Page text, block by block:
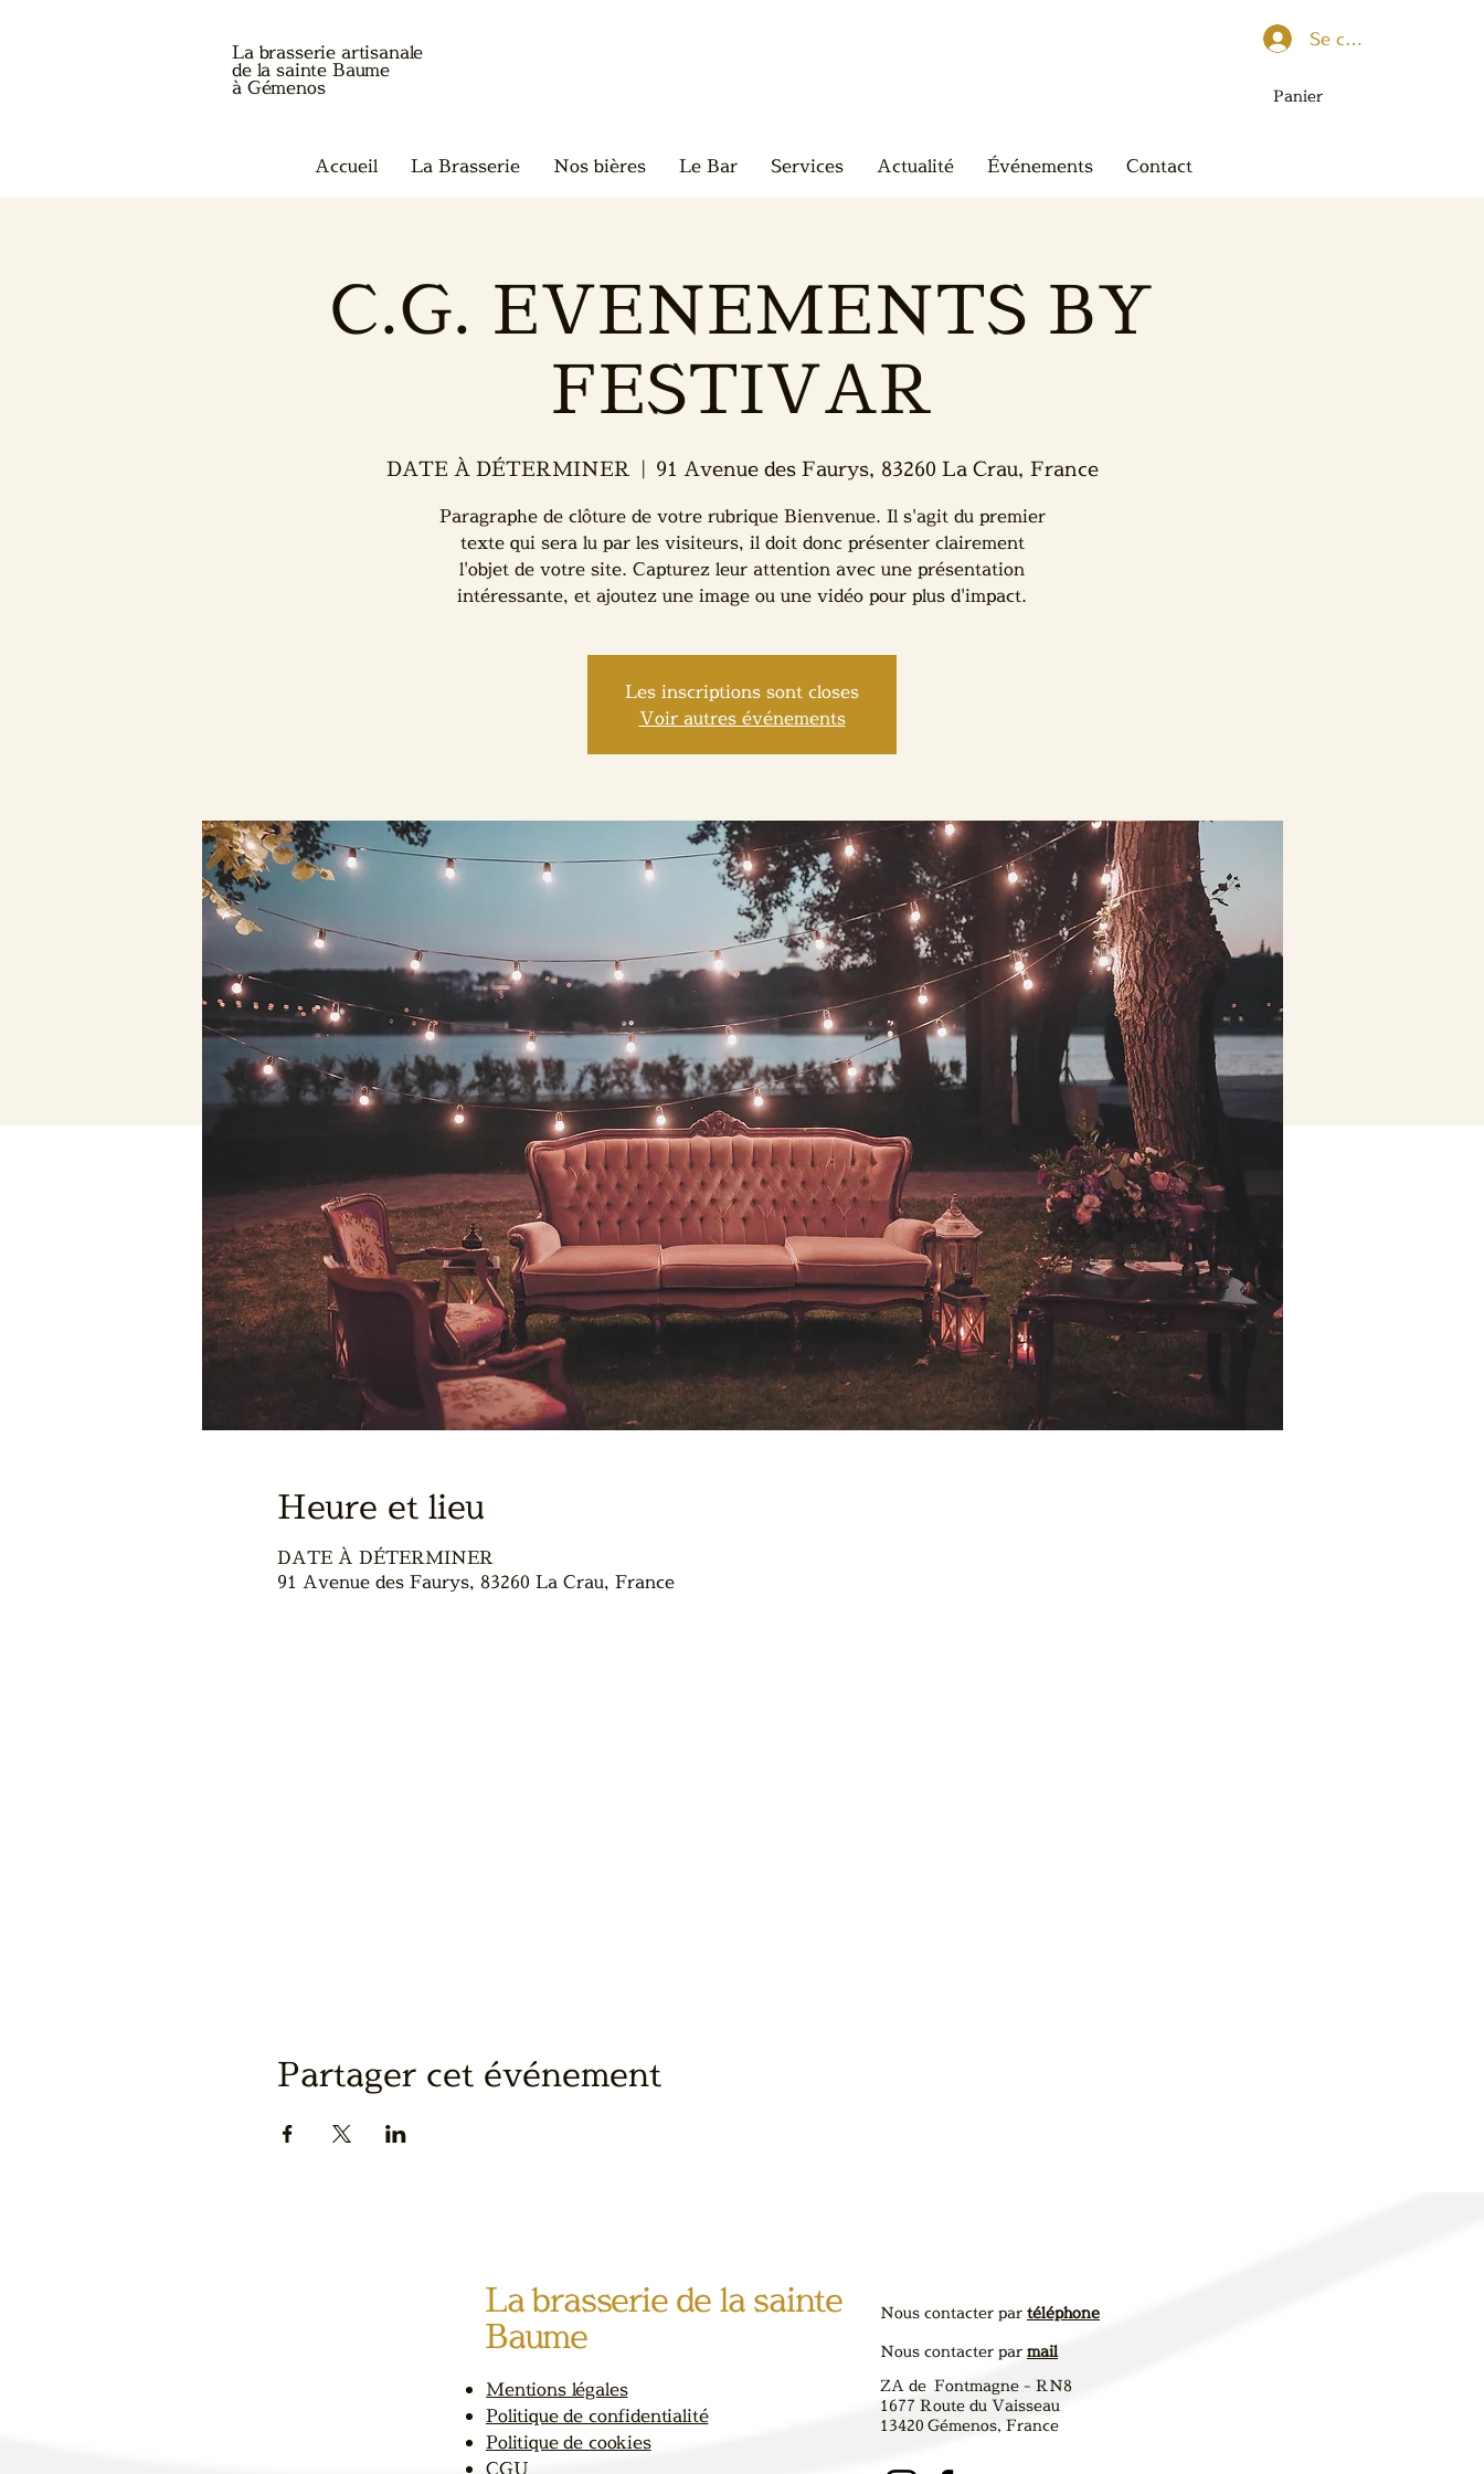
La brasserie artisanale
de la sainte Baume
à Gémenos
Se connecter
Panier
Accueil La Brasserie Nos bières Le Bar Services Actualité Événements Contact
C.G. EVENEMENTS BY
FESTIVAR
DATE À DÉTERMINER
  |
91 Avenue des Faurys, 83260 La Crau, France
Paragraphe de clôture de votre rubrique Bienvenue. Il s'agit du premier
texte qui sera lu par les visiteurs, il doit donc présenter clairement
l'objet de votre site. Capturez leur attention avec une présentation
intéressante, et ajoutez une image ou une vidéo pour plus d'impact.
Les inscriptions sont closes
Voir autres événements
Heure et lieu
DATE À DÉTERMINER
91 Avenue des Faurys, 83260 La Crau, France
Partager cet événement
La brasserie de la sainte
Baume
Mentions légales
Politique de confidentialité
Politique de cookies
CGU
Nous contacter par téléphone
Nous contacter par mail
ZA de Fontmagne - RN8
1677 Route du Vaisseau
13420 Gémenos, France